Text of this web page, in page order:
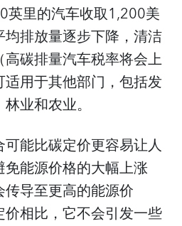
英里的汽车收取1,200美
排放量逐步下降，清洁
碳排量汽车税率将会上
用于其他部门，包括发
业和农业。
能比碳定价更容易让人
能源价格的大幅上涨
传导至更高的能源价
相比，它不会引发一些